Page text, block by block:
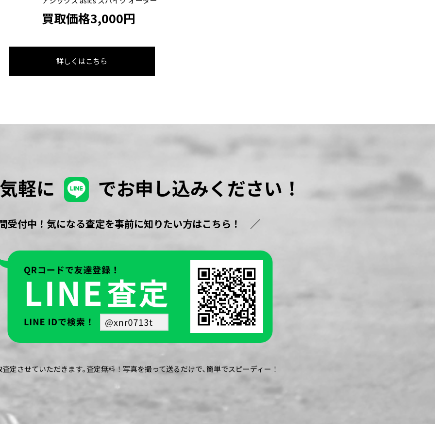
買取価格3,000円
詳しくはこちら
軽に でお申し込みください！
受付中！気になる査定を事前に知りたい方はこちら！
定させていただきます｡査定無料！写真を撮って送るだけで､簡単でスピーディー！